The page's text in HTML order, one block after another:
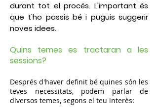
durant tot el procés. L'important és
que t'ho passis bé i puguis suggerir
noves idees.
Quins temes es tractaran a les
sessions?
Després d'haver definit bé quines són les
teves necessitats, podem parlar de
diversos temes, segons el teu interès: